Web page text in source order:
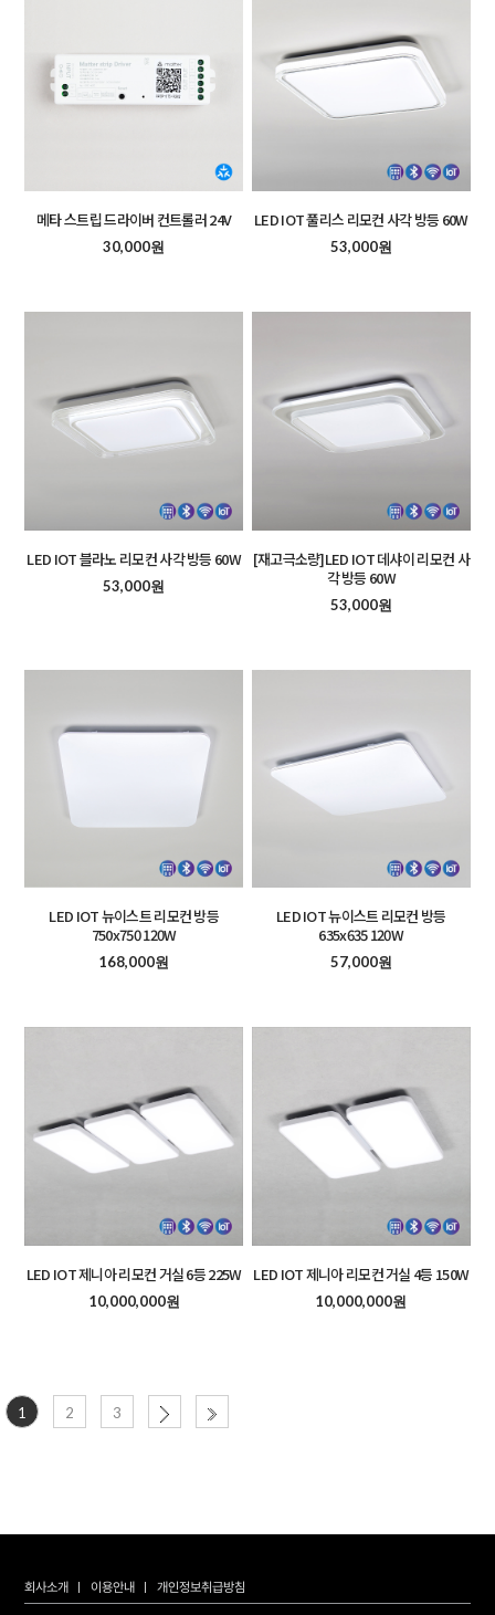
메타 스트립 드라이버 컨트롤러 24V
30,000원
LED IOT 풀리스 리모컨 사각 방등 60W
53,000원
LED IOT 블라노 리모컨 사각 방등 60W
53,000원
[재고극소량]LED IOT 데샤이 리모컨 사
각 방등 60W
53,000원
LED IOT 뉴이스트 리모컨 방등
750x750 120W
168,000원
LED IOT 뉴이스트 리모컨 방등
635x635 120W
57,000원
LED IOT 제니아 리모컨 거실 6등 225W
10,000,000원
LED IOT 제니아 리모컨 거실 4등 150W
10,000,000원
1 2 3
회사소개 이용안내 개인정보취급방침